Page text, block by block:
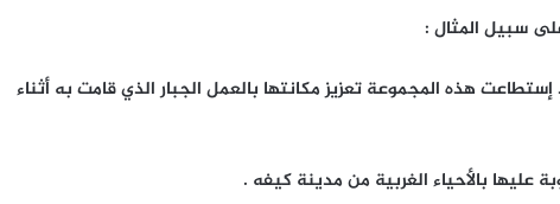
سبيل المثال :
هذه المجموعة تعزيز مكانتها بالعمل الجبار الذي قامت به أثناء
بالأحياء الغربية من مدينة كيفه .